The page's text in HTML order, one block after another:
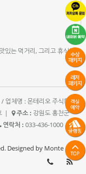
있는 먹거리, 그리고 휴식이
업체명 : 몬테리오 주식회사
| 주소 : 강원도 홍천군
연락처 : 033-436-1000
|
Designed by Monte rio.